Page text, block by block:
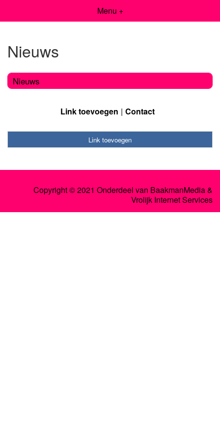
Menu +
Nieuws
Nieuws
Link toevoegen Contact
Link toevoegen
Copyright © 2021 Onderdeel van BaakmanMedia&
Vrolijk Internet Services